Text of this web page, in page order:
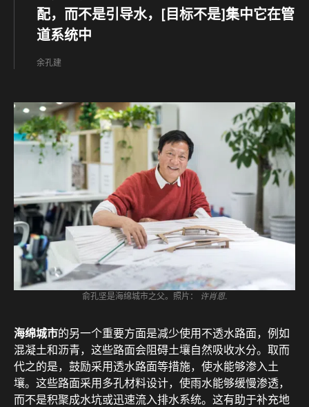
配，而不是引导水，[目标不是]集中它在管
道系统中
余孔建
俞孔坚是海绵城市之父。照片： 许肖恩.
海绵城市的另一个重要方面是减少使用不透水路面，例如
混凝土和沥青，这些路面会阻碍土壤自然吸收水分。取而
代之的是，鼓励采用透水路面等措施，使水能够渗入土
壤。这些路面采用多孔材料设计，使雨水能够缓慢渗透，
而不是积聚成水坑或迅速流入排水系统。这有助于补充地